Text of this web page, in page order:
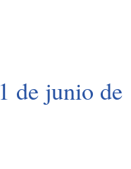
de junio de